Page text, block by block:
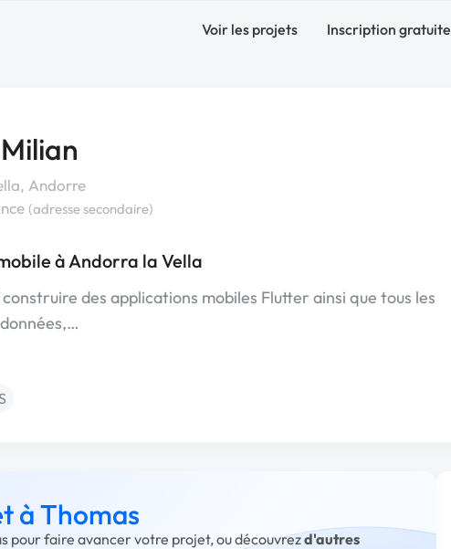
Voir les projets Inscription gratuite
Andorre
(adresse secondaire)
à Andorra la Vella
des applications mobiles Flutter ainsi que tous les
à Thomas
pour faire avancer votre projet, ou découvrezd'autres